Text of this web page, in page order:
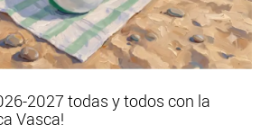
2027 todas y todos con la
Vasca!